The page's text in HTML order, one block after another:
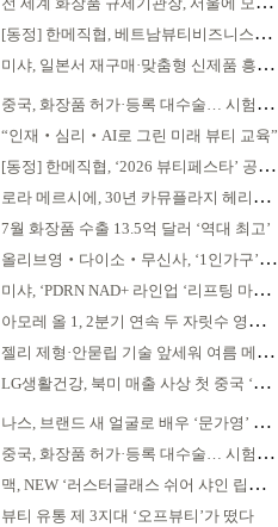
[동정] 한메직협, 베트남뷰티비즈니스협회와 MOU
미샤, 일본서 재구매·맞춤형 신제품 흥행 ‘쌍끌이’
중국, 화장품 허가·등록 대수술… 시험자료 공용 허용
“인재‧심리‧AI로 그린 미래 뷰티 교육”
[동정] 한메직협, ‘2026 뷰티페스타’ 공동 주최
로라 메르시에, 30년 카뮤플라지 헤리티지 담아
7월 화장품 수출 13.5억 달러 ‘역대 최고’
올리브영‧다이소‧무신사, ‘1인가구’가 이끈다
미샤, ‘PDRN NAD+ 라인업 ‘리프팅 마스크’ 출시
아모레 올 1, 2분기 연속 두 자릿수 영업이익률 기록
젤리 제형·안묻립 기술 앞세워 여름 메이크업 시장 공략
LG생활건강, 북미 매출 사상 첫 중국 ‘추월’
나스, 브랜드 새 얼굴로 배우 ‘문가영’ 발탁
중국, 화장품 허가·등록 대수술… 시험자료 공용 허용
맥, NEW ‘러스터글래스 쉬어 샤인 립스틱’ 출시
뷰티 유통 제 3지대 ‘오프뷰티’가 떴다